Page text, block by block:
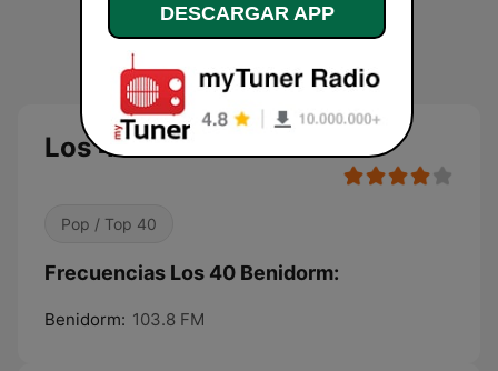
Los 40 Benidorm
Pop / Top 40
Frecuencias Los 40 Benidorm:
Benidorm: 103.8 FM
DESCARGAR APP